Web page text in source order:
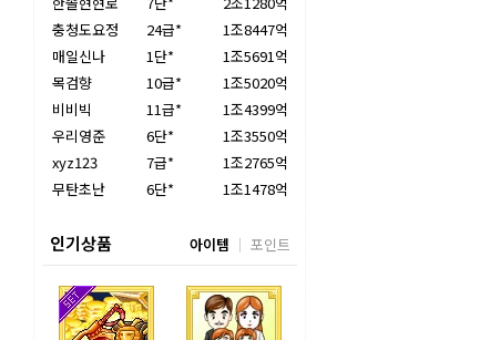
충청도요정
24급*
1조8447억
매일신나
1단*
1조5691억
목검향
10급*
1조5020억
비비빅
11급*
1조4399억
우리영준
6단*
1조3550억
xyz123
7급*
1조2765억
무탄초난
6단* 1조1478억
인기상품 아이템 포인트